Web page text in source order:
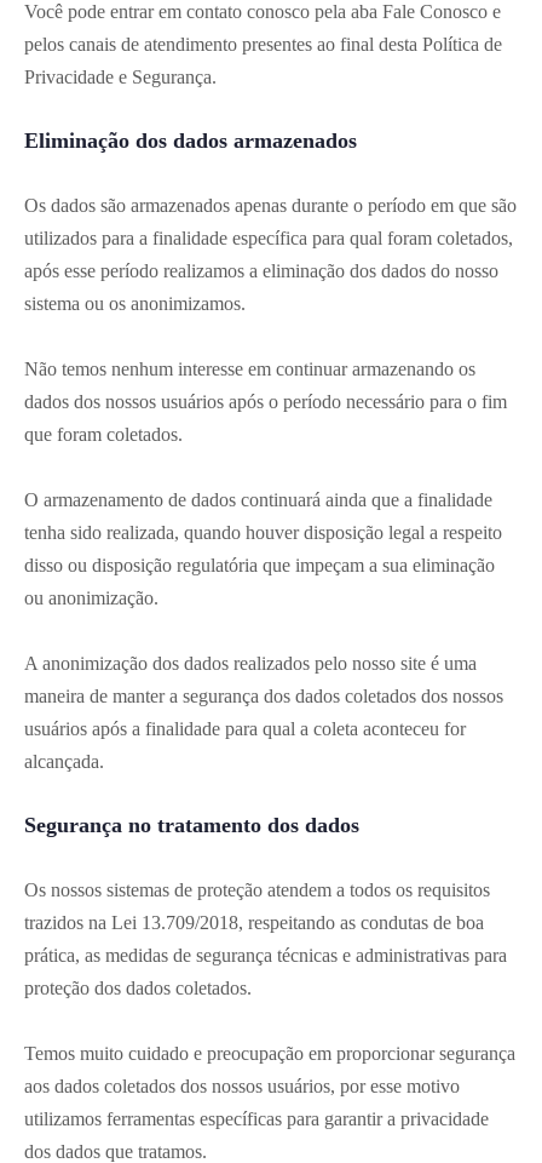
Você pode entrar em contato conosco pela aba Fale Conosco e
pelos canais de atendimento presentes ao final desta Política de
Privacidade e Segurança.
Eliminação dos dados armazenados
Os dados são armazenados apenas durante o período em que são
utilizados para a finalidade específica para qual foram coletados,
após esse período realizamos a eliminação dos dados do nosso
sistema ou os anonimizamos.
Não temos nenhum interesse em continuar armazenando os
dados dos nossos usuários após o período necessário para o fim
que foram coletados.
O armazenamento de dados continuará ainda que a finalidade
tenha sido realizada, quando houver disposição legal a respeito
disso ou disposição regulatória que impeçam a sua eliminação
ou anonimização.
A anonimização dos dados realizados pelo nosso site é uma
maneira de manter a segurança dos dados coletados dos nossos
usuários após a finalidade para qual a coleta aconteceu for
alcançada.
Segurança no tratamento dos dados
Os nossos sistemas de proteção atendem a todos os requisitos
trazidos na Lei 13.709/2018, respeitando as condutas de boa
prática, as medidas de segurança técnicas e administrativas para
proteção dos dados coletados.
Temos muito cuidado e preocupação em proporcionar segurança
aos dados coletados dos nossos usuários, por esse motivo
utilizamos ferramentas específicas para garantir a privacidade
dos dados que tratamos.